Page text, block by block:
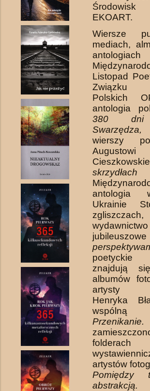
Środowisk
EKOART.
Wiersze
mediach,
antologiach
Listopad
Związku
Polskich
antologia
380 dni
Swarzędza,
wierszy
Augustowi
antologia
Ukrainie
zgliszczach,
wydawnictwo
poetyckie
znajdują
albumów
artysty
Henryka
Przenikanie.
folderach
artystów
Pomiędzy
abstrakcją.